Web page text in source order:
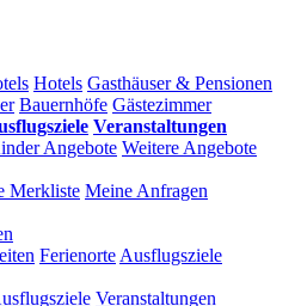
Hotels Gasthäuser & Pensionen
Bauernhöfe Gästezimmer
Veranstaltungen
Angebote Weitere Angebote
Merkliste Meine Anfragen
Ferienorte Ausflugsziele
Veranstaltungen